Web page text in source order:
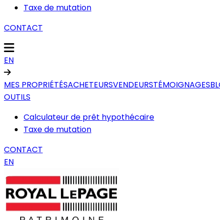
Taxe de mutation
CONTACT
EN
MES PROPRIÉTÉSACHETEURSVENDEURSTÉMOIGNAGES
OUTILS
Calculateur de prêt hypothécaire
Taxe de mutation
CONTACT
EN